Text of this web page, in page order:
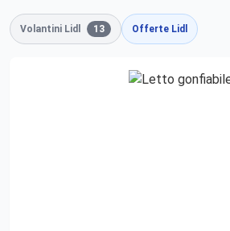
Volantini Lidl 13 Offerte Lidl